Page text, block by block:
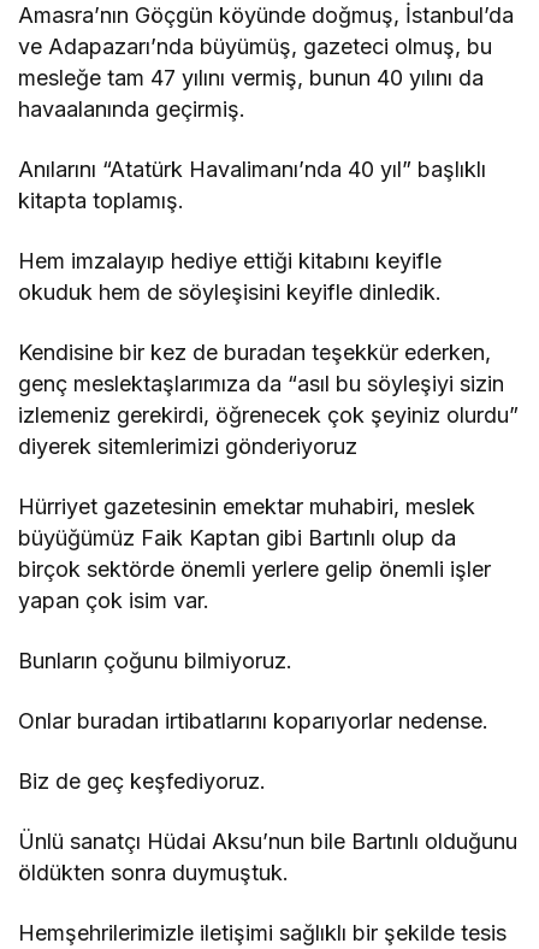
Amasra’nın Göçgün köyünde doğmuş, İstanbul’da
ve Adapazarı’nda büyümüş, gazeteci olmuş, bu
mesleğe tam 47 yılını vermiş, bunun 40 yılını da
havaalanında geçirmiş.
Anılarını “Atatürk Havalimanı’nda 40 yıl” başlıklı
kitapta toplamış.
Hem imzalayıp hediye ettiği kitabını keyifle
okuduk hem de söyleşisini keyifle dinledik.
Kendisine bir kez de buradan teşekkür ederken,
genç meslektaşlarımıza da “asıl bu söyleşiyi sizin
izlemeniz gerekirdi, öğrenecek çok şeyiniz olurdu”
diyerek sitemlerimizi gönderiyoruz
Hürriyet gazetesinin emektar muhabiri, meslek
büyüğümüz Faik Kaptan gibi Bartınlı olup da
birçok sektörde önemli yerlere gelip önemli işler
yapan çok isim var.
Bunların çoğunu bilmiyoruz.
Onlar buradan irtibatlarını koparıyorlar nedense.
Biz de geç keşfediyoruz.
Ünlü sanatçı Hüdai Aksu’nun bile Bartınlı olduğunu
öldükten sonra duymuştuk.
Hemşehrilerimizle iletişimi sağlıklı bir şekilde tesis